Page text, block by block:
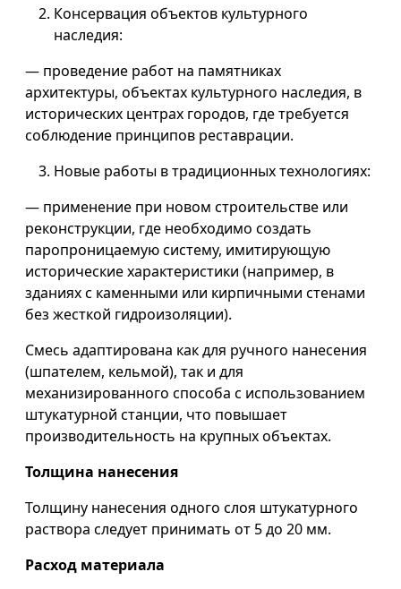
Консервация объектов культурного
наследия:
— проведение работ на памятниках
архитектуры, объектах культурного наследия, в
исторических центрах городов, где требуется
соблюдение принципов реставрации.
Новые работы в традиционных технологиях:
— применение при новом строительстве или
реконструкции, где необходимо создать
паропроницаемую систему, имитирующую
исторические характеристики (например, в
зданиях с каменными или кирпичными стенами
без жесткой гидроизоляции).
Смесь адаптирована как для ручного нанесения
(шпателем, кельмой), так и для
механизированного способа с использованием
штукатурной станции, что повышает
производительность на крупных объектах.
Толщина нанесения
Толщину нанесения одного слоя штукатурного
раствора следует принимать от 5 до 20 мм.
Расход материала